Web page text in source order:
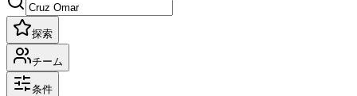
探索
チーム
条件